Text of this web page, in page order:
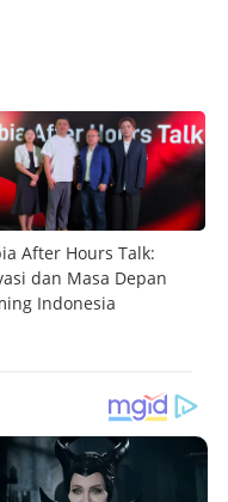
After Hours Talk:
dan Masa Depan
Indonesia